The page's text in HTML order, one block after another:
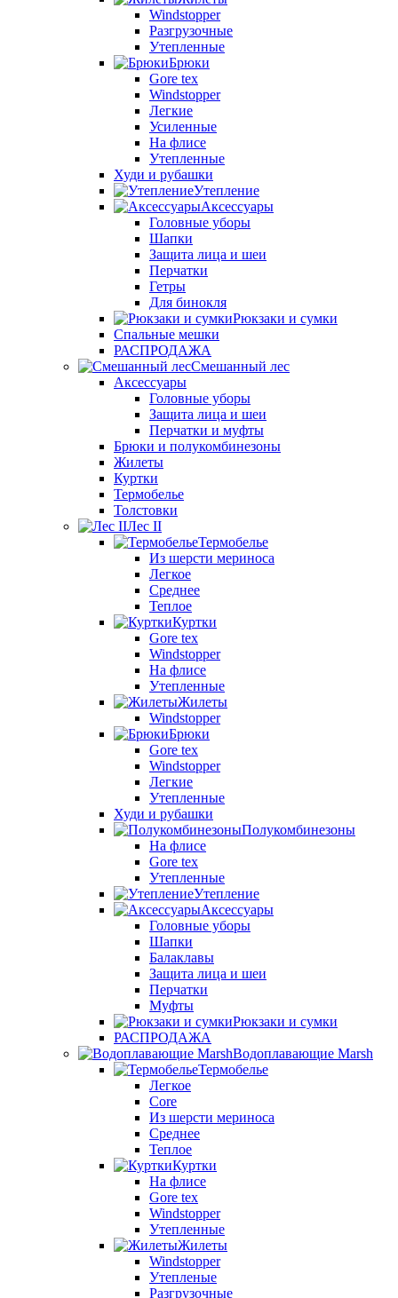
Windstopper
Разгрузочные
Утепленные
Брюки
Gore tex
Windstopper
Легкие
Усиленные
На флисе
Утепленные
Худи и рубашки
Утепление
Аксессуары
Головные уборы
Шапки
Защита лица и шеи
Перчатки
Гетры
Для бинокля
Рюкзаки и сумки
Спальные мешки
РАСПРОДАЖА
Смешанный лес
Аксессуары
Головные уборы
Защита лица и шеи
Перчатки и муфты
Брюки и полукомбинезоны
Жилеты
Куртки
Термобелье
Толстовки
Лес II
Термобелье
Из шерсти мериноса
Легкое
Среднее
Теплое
Куртки
Gore tex
Windstopper
На флисе
Утепленные
Жилеты
Windstopper
Брюки
Gore tex
Windstopper
Легкие
Утепленные
Худи и рубашки
Полукомбинезоны
На флисе
Gore tex
Утепленные
Утепление
Аксессуары
Головные уборы
Шапки
Балаклавы
Защита лица и шеи
Перчатки
Муфты
Рюкзаки и сумки
РАСПРОДАЖА
Водоплавающие Marsh
Термобелье
Легкое
Core
Из шерсти мериноса
Среднее
Теплое
Куртки
На флисе
Gore tex
Windstopper
Утепленные
Жилеты
Windstopper
Утепленые
Разгрузочные